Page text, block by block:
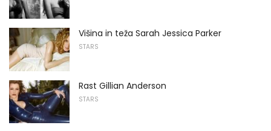
Višina in teža Sarah Jessica Parker
STARS
Rast Gillian Anderson
STARS